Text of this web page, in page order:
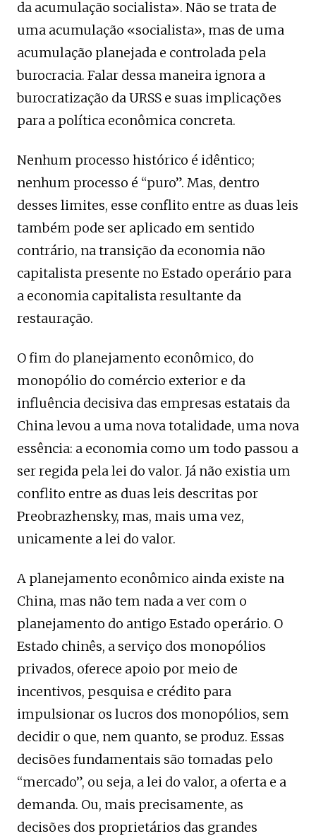
da acumulação socialista». Não se trata de
uma acumulação «socialista», mas de uma
acumulação planejada e controlada pela
burocracia. Falar dessa maneira ignora a
burocratização da URSS e suas implicações
para a política econômica concreta.
Nenhum processo histórico é idêntico;
nenhum processo é “puro”. Mas, dentro
desses limites, esse conflito entre as duas leis
também pode ser aplicado em sentido
contrário, na transição da economia não
capitalista presente no Estado operário para
a economia capitalista resultante da
restauração.
O fim do planejamento econômico, do
monopólio do comércio exterior e da
influência decisiva das empresas estatais da
China levou a uma nova totalidade, uma nova
essência: a economia como um todo passou a
ser regida pela lei do valor. Já não existia um
conflito entre as duas leis descritas por
Preobrazhensky, mas, mais uma vez,
unicamente a lei do valor.
A planejamento econômico ainda existe na
China, mas não tem nada a ver com o
planejamento do antigo Estado operário. O
Estado chinês, a serviço dos monopólios
privados, oferece apoio por meio de
incentivos, pesquisa e crédito para
impulsionar os lucros dos monopólios, sem
decidir o que, nem quanto, se produz. Essas
decisões fundamentais são tomadas pelo
“mercado”, ou seja, a lei do valor, a oferta e a
demanda. Ou, mais precisamente, as
decisões dos proprietários das grandes